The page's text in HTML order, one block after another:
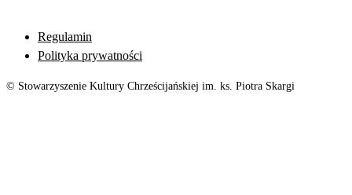
Regulamin
Polityka prywatności
© Stowarzyszenie Kultury Chrześcijańskiej im. ks. Piotra Skargi